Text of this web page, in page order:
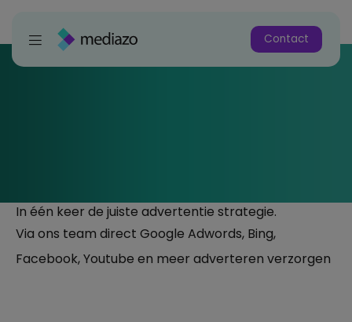
Contact
In één keer de juiste advertentie strategie.
Via ons team direct Google Adwords, Bing,
Facebook, Youtube en meer adverteren verzorgen